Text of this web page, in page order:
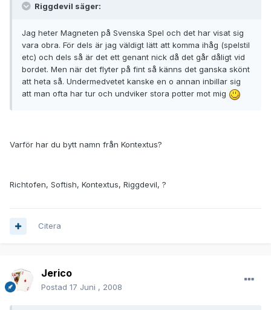
Riggdevil säger:
Jag heter Magneten på Svenska Spel och det har visat sig
vara obra. För dels är jag väldigt lätt att komma ihåg (spelstil
etc) och dels så är det ett genant nick då det går dåligt vid
bordet. Men när det flyter på fint så känns det ganska skönt
att heta så. Undermedvetet kanske en o annan inbillar sig
att man ofta har tur och undviker stora potter mot mig
Varför har du bytt namn från Kontextus?
Richtofen, Softish, Kontextus, Riggdevil, ?
Citera
Jerico
Postad 17 Juni , 2008